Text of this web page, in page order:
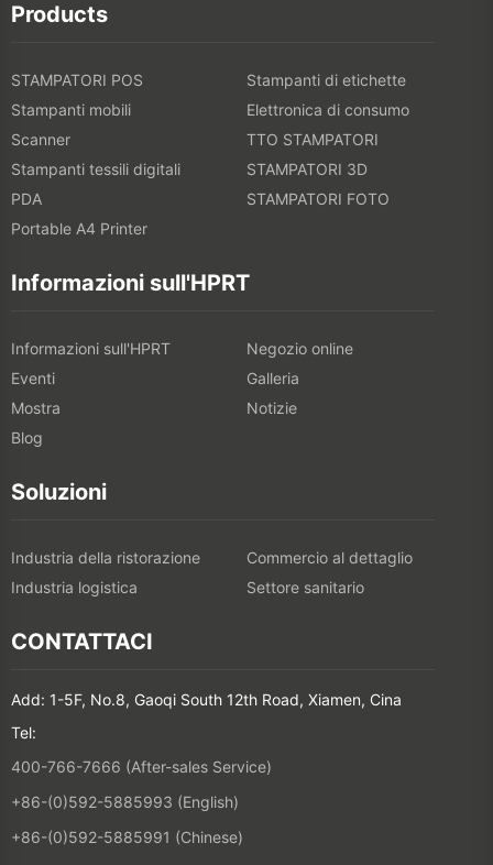
Products
STAMPATORI POS
Stampanti di etichette
Stampanti mobili
Elettronica di consumo
Scanner
TTO STAMPATORI
Stampanti tessili digitali
STAMPATORI 3D
PDA
STAMPATORI FOTO
Portable A4 Printer
Informazioni sull'HPRT
Informazioni sull'HPRT
Negozio online
Eventi
Galleria
Mostra
Notizie
Blog
Soluzioni
Industria della ristorazione
Commercio al dettaglio
Industria logistica
Settore sanitario
CONTATTACI
Add: 1-5F, No.8, Gaoqi South 12th Road, Xiamen, Cina
Tel:
400-766-7666 (After-sales Service)
+86-(0)592-5885993 (English)
+86-(0)592-5885991 (Chinese)